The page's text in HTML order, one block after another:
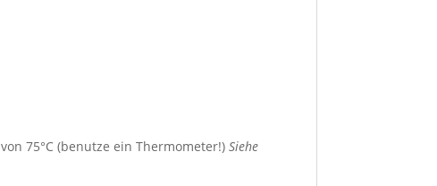
75°C (benutze ein Thermometer!)Siehe